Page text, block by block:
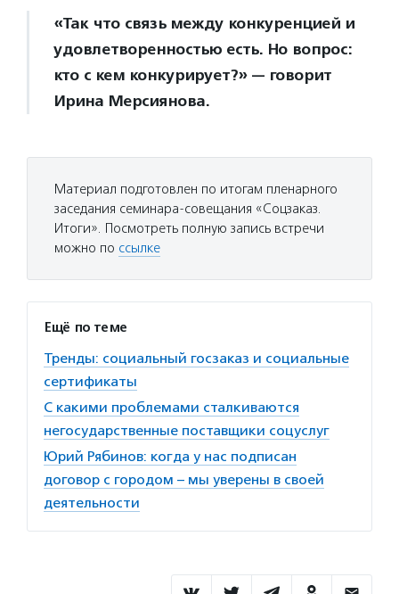
«Так что связь между конкуренцией и
удовлетворенностью есть. Но вопрос:
кто с кем конкурирует?» — говорит
Ирина Мерсиянова.
Материал подготовлен по итогам пленарного
заседания семинара-совещания «Соцзаказ.
Итоги». Посмотреть полную запись встречи
можно по ссылке
Ещё по теме
Тренды: социальный госзаказ и социальные
сертификаты
С какими проблемами сталкиваются
негосударственные поставщики соцуслуг
Юрий Рябинов: когда у нас подписан
договор с городом – мы уверены в своей
деятельности